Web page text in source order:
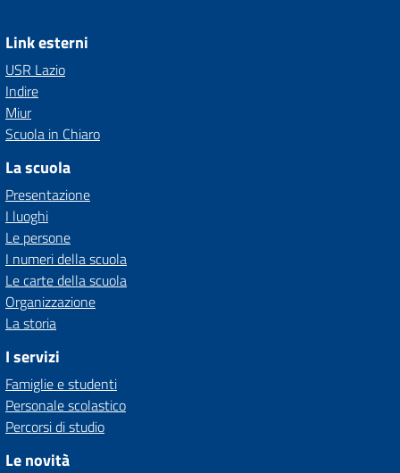
Link esterni
USR Lazio
Indire
Miur
Scuola in Chiaro
La scuola
Presentazione
I luoghi
Le persone
I numeri della scuola
Le carte della scuola
Organizzazione
La storia
I servizi
Famiglie e studenti
Personale scolastico
Percorsi di studio
Le novità